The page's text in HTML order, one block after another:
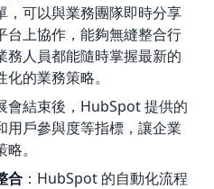
，可以與業務團隊即時分享
台上協作，能夠無縫整合行
務人員都能隨時掌握最新的
的業務策略。
會結束後，HubSpot 提供的
用戶參與度等指標，讓企業
。
合 ：HubSpot 的自動化流程